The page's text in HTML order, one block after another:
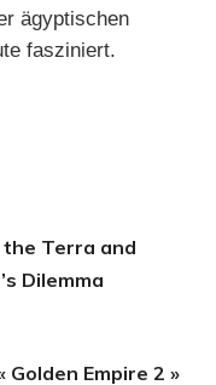
ägyptischen
fasziniert.
Terra and
Dilemma
Empire 2 »